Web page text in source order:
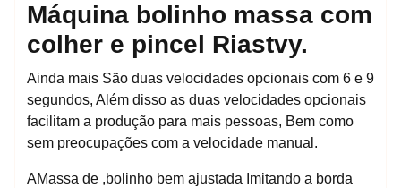
Máquina bolinho massa com
colher e pincel Riastvy.
Ainda mais São duas velocidades opcionais com 6 e 9
segundos, Além disso as duas velocidades opcionais
facilitam a produção para mais pessoas, Bem como
sem preocupações com a velocidade manual.
AMassa de ,bolinho bem ajustada Imitando a borda